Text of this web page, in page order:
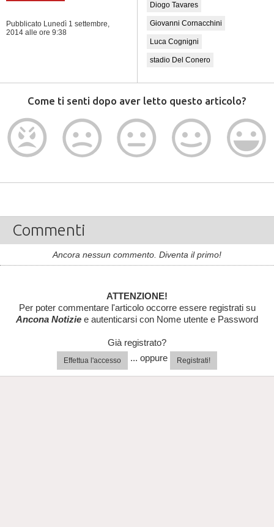
Pubblicato Lunedì 1 settembre,
2014 alle ore 9:38
Diogo Tavares
Giovanni Cornacchini
Luca Cognigni
stadio Del Conero
Come ti senti dopo aver letto questo articolo?
Commenti
Ancora nessun commento. Diventa il primo!
ATTENZIONE!
Per poter commentare l'articolo occorre essere registrati su
Ancona Notizie e autenticarsi con Nome utente e Password
Già registrato?
Effettua l'accesso ... oppure Registrati!